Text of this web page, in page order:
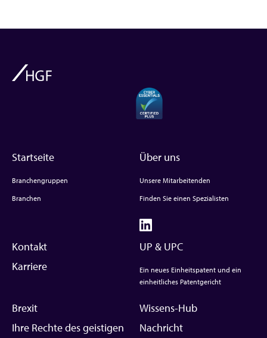
Startseite
Branchengruppen
Branchen
Über uns
Unsere Mitarbeitenden
Finden Sie einen Spezialisten
Kontakt
Karriere
UP & UPC
Ein neues Einheitspatent und ein
einheitliches Patentgericht
Brexit
Ihre Rechte des geistigen
Wissens-Hub
Nachricht